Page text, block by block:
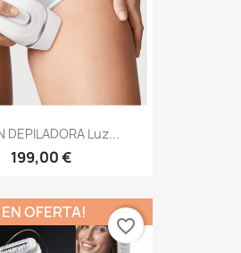
DEPILADORA Luz...
199,00 €
OFERTA!
favorite_border